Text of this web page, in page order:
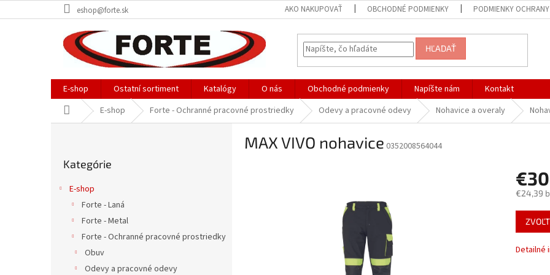
na
eshop@forte.sk AKO NAKUPOVAŤ OBCHODNÉ PODMIENKY PODMIENKY OCHRANY
HĽADAŤ
E-shop Ostatní sortiment Katalógy O nás Obchodné podmienky Napíšte nám
Kontakt
DomovE-shop Forte - Ochranné pracovné prostriedky Odevy a pracovné odevy Nohavice a overaly
kategórie
Kategórie
E-shop
Forte - Laná
Forte - Metal
Forte - Ochranné pracovné prostriedky
Obuv
Odevy a pracovné odevy
MAX VIVO nohavice 0352008564044
€30
€24,39
cena:
Detailné